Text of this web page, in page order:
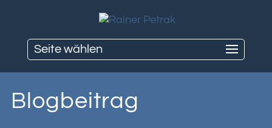
Seite wählen
Blogbeitrag